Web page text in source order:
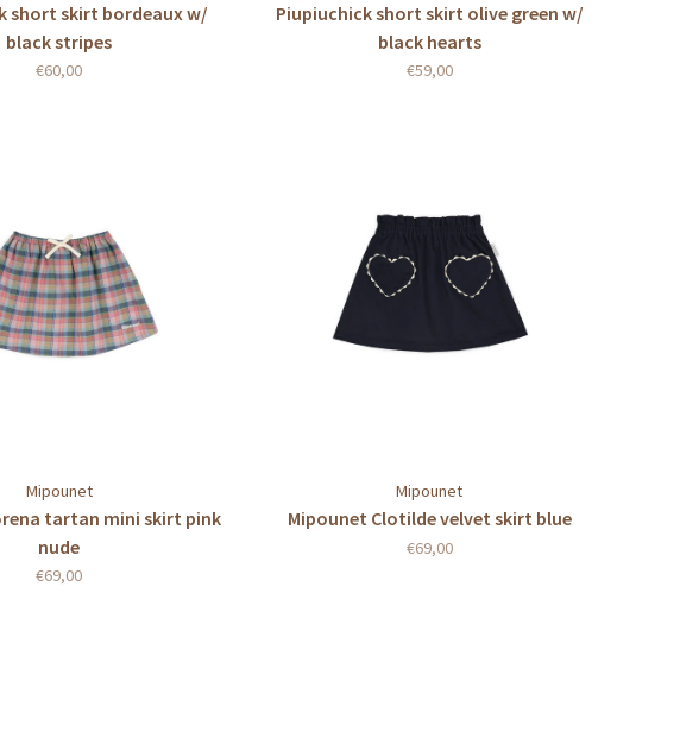
short skirt bordeaux w/
black stripes
€60,00
Piupiuchick short skirt olive green w/
black hearts
€59,00
Mipounet
tartan mini skirt pink
nude
€69,00
Mipounet
Mipounet Clotilde velvet skirt blue
€69,00